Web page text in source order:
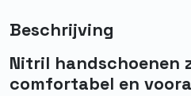
Beschrijving
Nitril handschoenen
comfortabel en